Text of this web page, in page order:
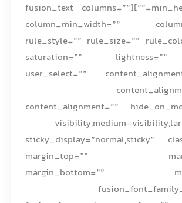
min_height=”” link=””][fusion_text columns=””
column_min_width=””
rule_style=”” rule_size=””
saturation=””
user_select=””
content_alignment=””
visibility,medium-
sticky_display=”normal,sticky”
margin_top=””
margin_bottom=””